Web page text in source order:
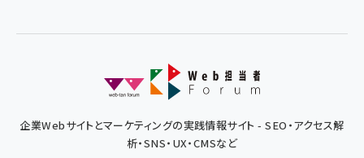
企業Webサイトとマーケティングの実践情報サイト - SEO・アクセス解
析・SNS・UX・CMSなど